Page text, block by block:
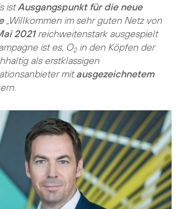
istAusgangspunkt für die neue
„Willkommen im sehr guten Netz von
2021reichweitenstark ausgespielt
ist es, O2in den Köpfen der
als erstklassigen
mitausgezeichnetem